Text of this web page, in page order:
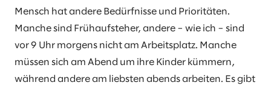
Mensch hat andere Bedürfnisse und Prioritäten.
Manche sind Frühaufsteher, andere – wie ich – sind
vor 9 Uhr morgens nicht am Arbeitsplatz. Manche
müssen sich am Abend um ihre Kinder kümmern,
während andere am liebsten abends arbeiten. Es gibt